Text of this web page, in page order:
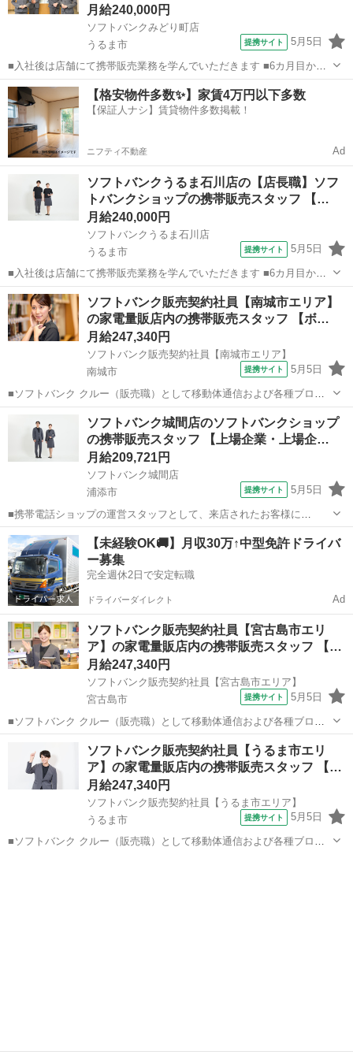
月給240,000円
ソフトバンクみどり町店
うるま市
提携サイト 5月5日
■入社後は店舗にて携帯販売業務を学んでいただきます ■6カ月目から
は副店長として店長の補佐として店舗運営を学んでいただきます ■1年
目からは店長として1店舗をお任せし店舗運営をお願いします ※能力
に応じて期間は異なります...
沖縄 うるま市 その他
【格安物件多数✨】家賃4万円以下多数
【保証人ナシ】賃貸物件多数掲載！
ニフティ不動産 Ad
ソフトバンクうるま石川店の【店長職】ソフ
トバンクショップの携帯販売スタッフ 【…
月給240,000円
ソフトバンクうるま石川店
うるま市
提携サイト 5月5日
■入社後は店舗にて携帯販売業務を学んでいただきます ■6カ月目から
は副店長として店長の補佐として店舗運営を学んでいただきます ■1年
目からは店長として1店舗をお任せし店舗運営をお願いします ※能力
に応じて期間は異なります...
沖縄 うるま市 その他
ソフトバンク販売契約社員【南城市エリア】
の家電量販店内の携帯販売スタッフ 【ボ…
月給247,340円
ソフトバンク販売契約社員【南城市エリア】
南城市
提携サイト 5月5日
■ソフトバンク クルー（販売職）として移動体通信および各種ブロー
ドバンドサービスの提案・販売をお任せします。 【具体的な業務内
容】 ・スマートフォンなどの販売 ・新規加入やプラン変更の事務手続
き ・その他、各種商品・サービ...
その他
ソフトバンク城間店のソフトバンクショップ
の携帯販売スタッフ 【上場企業・上場企…
月給209,721円
ソフトバンク城間店
浦添市
提携サイト 5月5日
■携帯電話ショップの運営スタッフとして、来店されたお客様に
Android、iPhone、iPadなどの端末及びプランを提案します。 最初は
緊張するかもしれませんが、「お客様のお役に立ちたい」というお気
持ちがあれば大丈夫です。...
沖縄 浦添市 その他
【未経験OK🚚】月収30万↑中型免許ドライバ
ー募集
完全週休2日で安定転職
ドライバーダイレクト Ad
ソフトバンク販売契約社員【宮古島市エリ
ア】の家電量販店内の携帯販売スタッフ 【…
月給247,340円
ソフトバンク販売契約社員【宮古島市エリア】
宮古島市
提携サイト 5月5日
■ソフトバンク クルー（販売職）として移動体通信および各種ブロー
ドバンドサービスの提案・販売をお任せします。 【具体的な業務内
容】 ・スマートフォンなどの販売 ・新規加入やプラン変更の事務手続
き ・その他、各種商品・サービ...
その他
ソフトバンク販売契約社員【うるま市エリ
ア】の家電量販店内の携帯販売スタッフ 【…
月給247,340円
ソフトバンク販売契約社員【うるま市エリア】
うるま市
提携サイト 5月5日
■ソフトバンク クルー（販売職）として移動体通信および各種ブロー